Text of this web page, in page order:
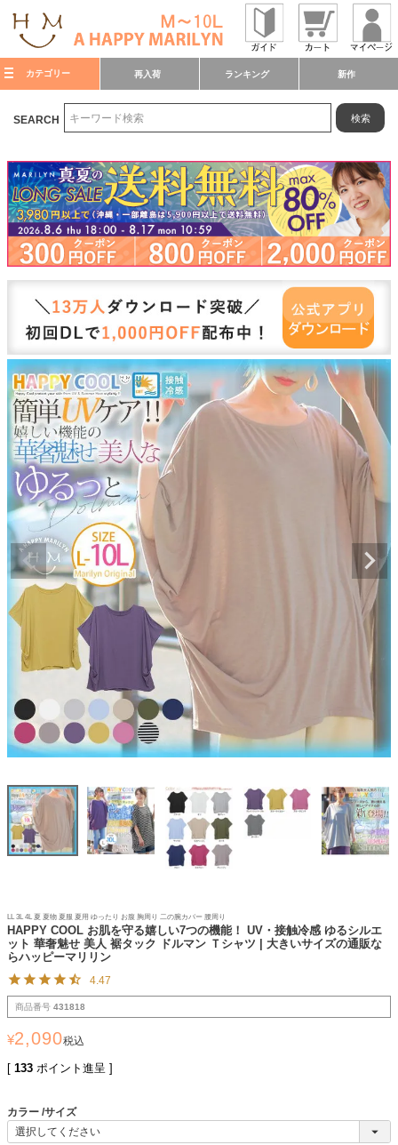
カテゴリー 再入荷 ランキング 新作
SEARCH 検索
LL 3L 4L 夏 夏物 夏服 夏用 ゆったり お腹 胸周り 二の腕カバー 腰周り
HAPPY COOL お肌を守る嬉しい7つの機能！ UV・接触冷感 ゆるシルエ
ット 華奢魅せ 美人 裾タック ドルマン Ｔシャツ | 大きいサイズの通販な
らハッピーマリリン
4.47
商品番号 431818
¥2,090税込
[ 133 ポイント進呈 ]
カラー サイズ